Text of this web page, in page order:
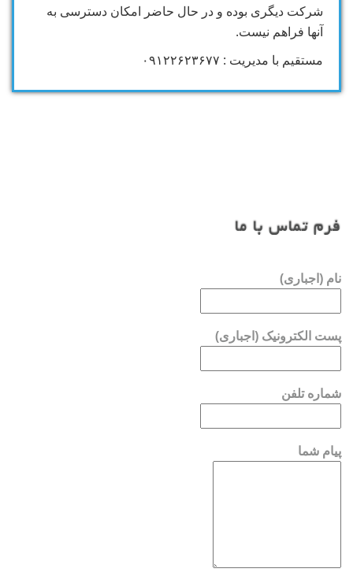
شرکت دیگری بوده و در حال حاضر امکان دسترسی به
آنها فراهم نیست.
مستقیم با مدیریت : ۰۹۱۲۲۶۲۳۶۷۷
فرم تماس با ما
نام (اجباری)
پست الکترونیک (اجباری)
شماره تلفن
پیام شما